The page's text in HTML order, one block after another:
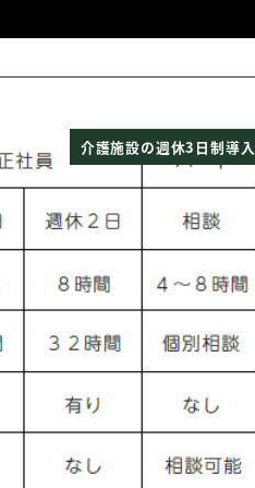
介護施設の週休3日制導入